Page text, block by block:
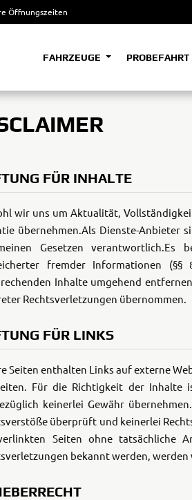
Öffnungszeiten
FAHRZEUGE PROBEFAHRT
FÜR INHALTE
wir uns um Aktualität,
übernehmen.Als Dienste-Anbieter
Gesetzen verantwortlich.Es
fremder Informationen
Inhalte umgehend
Rechtsverletzungen übernommen.
FÜR LINKS
Seiten enthalten Links auf externe
Für die Richtigkeit der
keinerlei Gewähr übernehmen.
überprüft und keinerlei
Seiten ohne tatsächliche
bekannt werden,